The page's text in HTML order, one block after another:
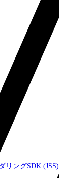
リングSDK (JSS)